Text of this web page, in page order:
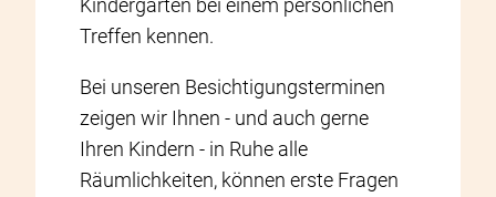
Kindergarten bei einem persönlichen
Treffen kennen.
Bei unseren Besichtigungsterminen
zeigen wir Ihnen - und auch gerne
Ihren Kindern - in Ruhe alle
Räumlichkeiten, können erste Fragen